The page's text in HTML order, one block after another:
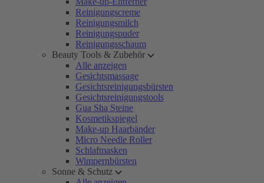
Reinigungscreme
Reinigungsmilch
Reinigungspuder
Reinigungsschaum
Beauty Tools & Zubehör
Alle anzeigen
Gesichtsmassage
Gesichtsreinigungsbürsten
Gesichtsreinigungstools
Gua Sha Steine
Kosmetikspiegel
Make-up Haarbänder
Micro Needle Roller
Schlafmasken
Wimpernbürsten
Sonne & Schutz